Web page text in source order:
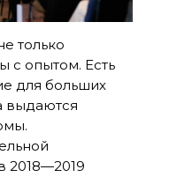
только
с опытом. Есть
для больших
выдаются
2018—2019